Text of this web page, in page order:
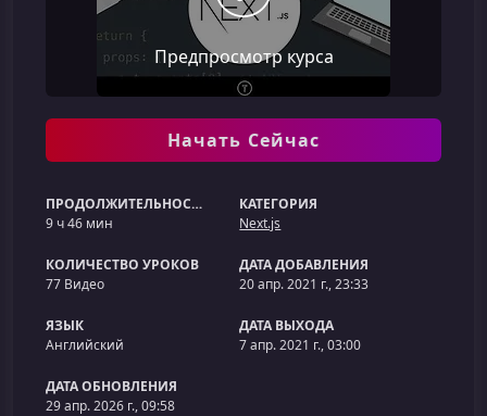
Предпросмотр курса
Начать Сейчас
ПРОДОЛЖИТЕЛЬНОСТЬ
9 ч 46 мин
КАТЕГОРИЯ
Next.js
КОЛИЧЕСТВО УРОКОВ
77 Видео
ДАТА ДОБАВЛЕНИЯ
20 апр. 2021 г., 23:33
ЯЗЫК
Английский
ДАТА ВЫХОДА
7 апр. 2021 г., 03:00
ДАТА ОБНОВЛЕНИЯ
29 апр. 2026 г., 09:58